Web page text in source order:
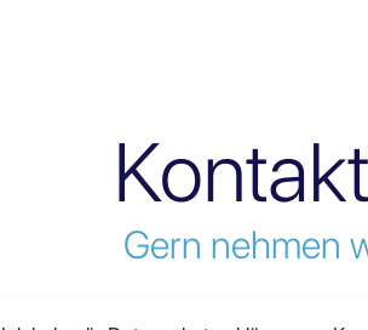
Gern nehmen